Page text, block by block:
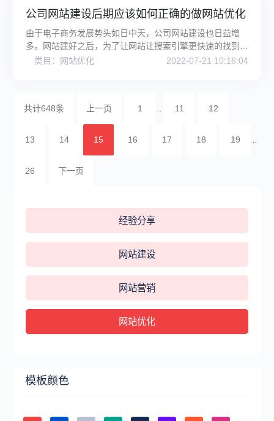
公司网站建设后期应该如何正确的做网站优化
由于电子商务发展势头如日中天，公司网站建设也日益增
多。网站建好之后，为了让网站让搜索引擎更快速的找到网
站，有好的排名，企业对网站的
类目：网站优化 2022-07-21 10:16:04
共计648条 上一页 1 11 12
13 14 15 16 17 18 19
26 下一页
经验分享
网站建设
网站营销
网站优化
模板颜色